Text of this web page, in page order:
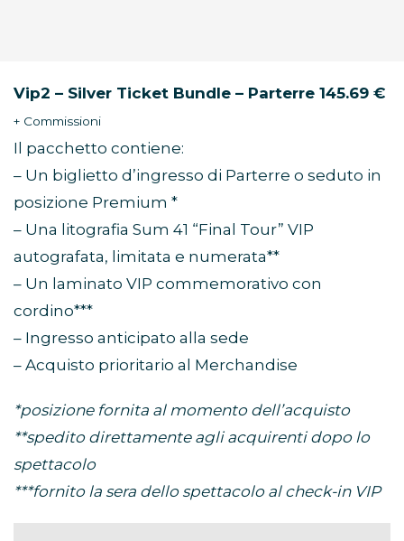
Vip2 – Silver Ticket Bundle – Parterre 145.69 €
+ Commissioni
Il pacchetto contiene:
– Un biglietto d’ingresso di Parterre o seduto in
posizione Premium *
– Una litografia Sum 41 “Final Tour” VIP
autografata, limitata e numerata**
– Un laminato VIP commemorativo con
cordino***
– Ingresso anticipato alla sede
– Acquisto prioritario al Merchandise
*posizione fornita al momento dell’acquisto
**spedito direttamente agli acquirenti dopo lo
spettacolo
***fornito la sera dello spettacolo al check-in VIP